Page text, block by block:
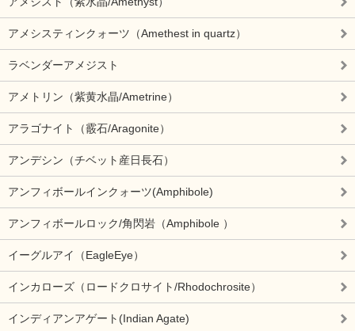
アメシスティンクォーツ（Amethest in quartz）
ラベンダーアメジスト
アメトリン（紫黄水晶/Ametrine）
アラゴナイト（霰石/Aragonite）
アンデシン（チベット産日長石）
アンフィボールインクォーツ(Amphibole)
アンフィボールロック/角閃岩（Amphibole ）
イーグルアイ（EagleEye）
インカローズ（ロードクロサイト/Rhodochrosite）
インディアンアゲート(Indian Agate)